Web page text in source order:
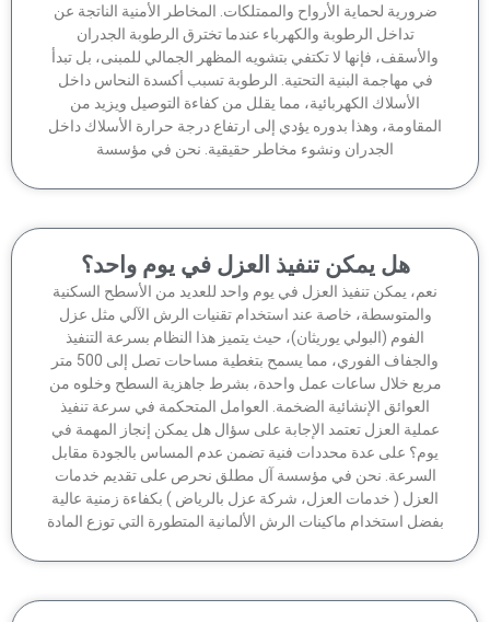
لحماية الأرواح والممتلكات. المخاطر الأمنية الناتجة عن
تداخل الرطوبة والكهرباء عندما تخترق الرطوبة الجدران
فإنها لا تكتفي بتشويه المظهر الجمالي للمبنى، بل تبدأ
في مهاجمة البنية التحتية. الرطوبة تسبب أكسدة النحاس داخل
الأسلاك الكهربائية، مما يقلل من كفاءة التوصيل ويزيد من
وهذا بدوره يؤدي إلى ارتفاع درجة حرارة الأسلاك داخل
الجدران ونشوء مخاطر حقيقية. نحن في مؤسسة
هل يمكن تنفيذ العزل في يوم واحد؟
يمكن تنفيذ العزل في يوم واحد للعديد من الأسطح السكنية
والمتوسطة، خاصة عند استخدام تقنيات الرش الآلي مثل عزل
الفوم (البولي يوريثان)، حيث يتميز هذا النظام بسرعة التنفيذ
والجفاف الفوري، مما يسمح بتغطية مساحات تصل إلى 500 متر
خلال ساعات عمل واحدة، بشرط جاهزية السطح وخلوه من
العوائق الإنشائية الضخمة. العوامل المتحكمة في سرعة تنفيذ
العزل تعتمد الإجابة على سؤال هل يمكن إنجاز المهمة في
على عدة محددات فنية تضمن عدم المساس بالجودة مقابل
نحن في مؤسسة آل مطلق نحرص على تقديم خدمات
( خدمات العزل، شركة عزل بالرياض ) بكفاءة زمنية عالية
استخدام ماكينات الرش الألمانية المتطورة التي توزع المادة